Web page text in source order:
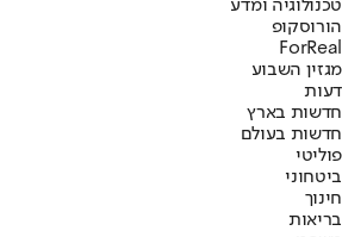
טכנולוגיה ומדע
הורוסקופ
ForReal
מגזין השבוע
דעות
חדשות בארץ
חדשות בעולם
פוליטי
ביטחוני
חינוך
בריאות